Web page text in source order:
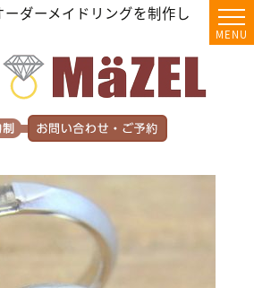
ダーメイドリングを制作し
MENU